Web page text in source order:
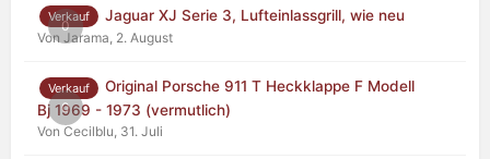
0
Verkauf Jaguar XJ Serie 3, Lufteinlassgrill, wie neu
Von Jarama, 2. August
0
Verkauf
Original Porsche 911 T Heckklappe F Modell
Bj 1969 - 1973 (vermutlich)
Von Cecilblu, 31. Juli